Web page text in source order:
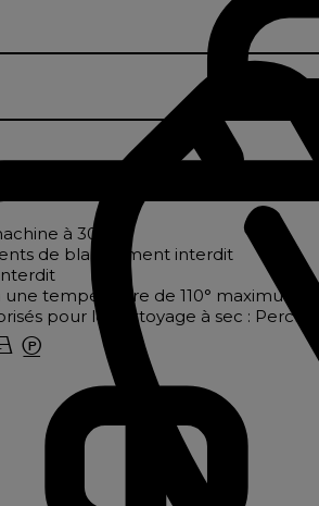
en velours déhoussables par zip
à 30°
de blanchiment interdit
une température de 110° maximum,
pour le nettoyage à sec :
E